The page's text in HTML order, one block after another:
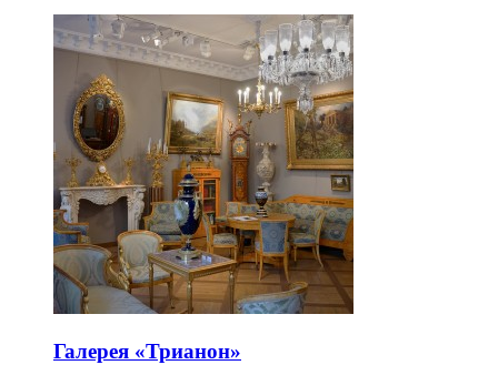
Галерея «Трианон»